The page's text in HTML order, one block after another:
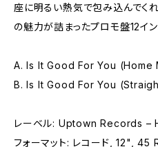
座に明るい熱気で包み込んでくれ
の魅力が詰まったプロモ盤12イン
A. Is It Good For You (Home
B. Is It Good For You
レーベル: Uptown Records –
フォーマット: レコード, 12", 45